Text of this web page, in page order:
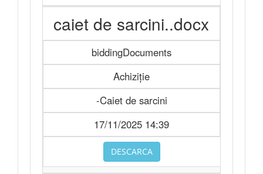
caiet de sarcini..docx
biddingDocuments
Achiziție
-Caiet de sarcini
17/11/2025 14:39
DESCARCA